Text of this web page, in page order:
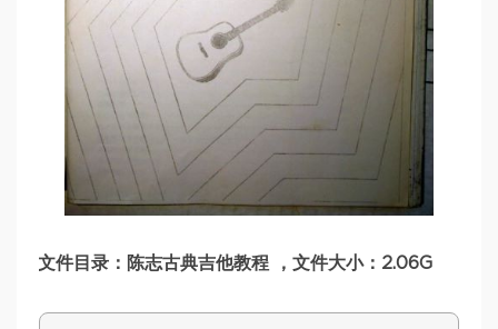
文件目录：陈志古典吉他教程 ，文件大小：2.06G